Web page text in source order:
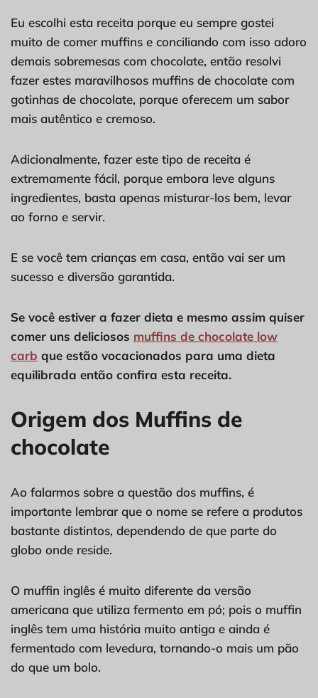
Eu escolhi esta receita porque eu sempre gostei
muito de comer muffins e conciliando com isso adoro
demais sobremesas com chocolate, então resolvi
fazer estes maravilhosos muffins de chocolate com
gotinhas de chocolate, porque oferecem um sabor
mais autêntico e cremoso.
Adicionalmente, fazer este tipo de receita é
extremamente fácil, porque embora leve alguns
ingredientes, basta apenas misturar-los bem, levar
ao forno e servir.
E se você tem crianças em casa, então vai ser um
sucesso e diversão garantida.
Se você estiver a fazer dieta e mesmo assim quiser
comer uns deliciosos muffins de chocolate low
carb que estão vocacionados para uma dieta
equilibrada então confira esta receita.
Origem dos Muffins de
chocolate
Ao falarmos sobre a questão dos muffins, é
importante lembrar que o nome se refere a produtos
bastante distintos, dependendo de que parte do
globo onde reside.
O muffin inglês é muito diferente da versão
americana que utiliza fermento em pó; pois o muffin
inglês tem uma história muito antiga e ainda é
fermentado com levedura, tornando-o mais um pão
do que um bolo.